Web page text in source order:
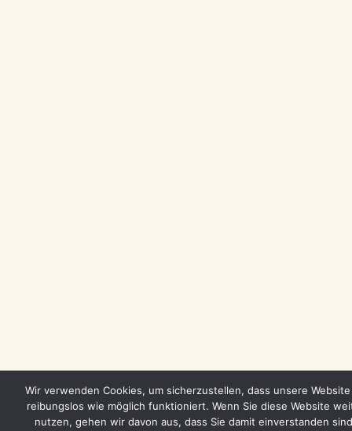
Wir verwenden Cookies, um sicherzustellen, dass unsere
reibungslos wie möglich funktioniert. Wenn Sie diese Website
nutzen, gehen wir davon aus, dass Sie damit einverstanden